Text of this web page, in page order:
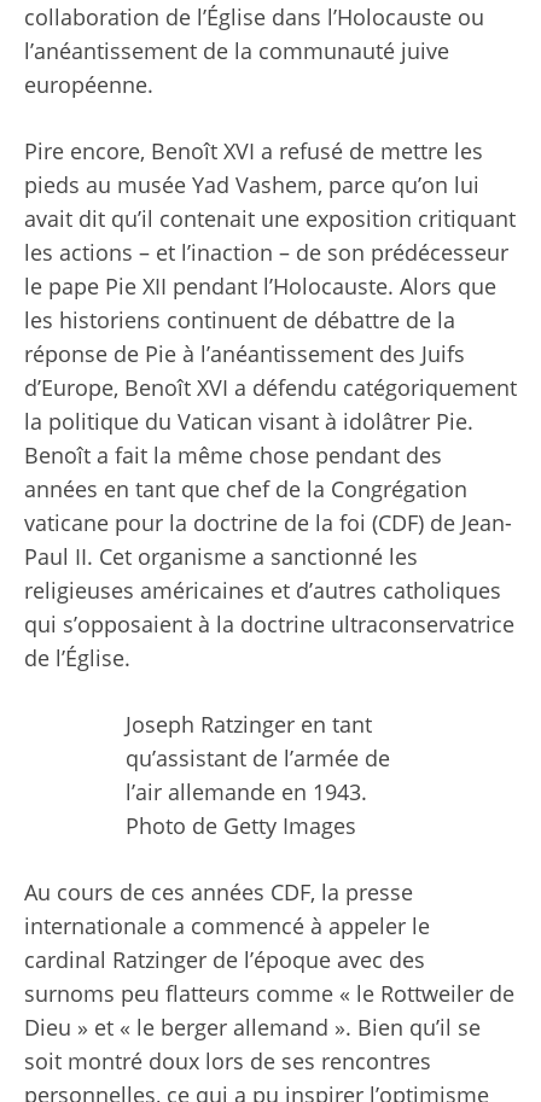
collaboration de l’Église dans l’Holocauste ou
l’anéantissement de la communauté juive
européenne.
Pire encore, Benoît XVI a refusé de mettre les
pieds au musée Yad Vashem, parce qu’on lui
avait dit qu’il contenait une exposition critiquant
les actions – et l’inaction – de son prédécesseur
le pape Pie XII pendant l’Holocauste. Alors que
les historiens continuent de débattre de la
réponse de Pie à l’anéantissement des Juifs
d’Europe, Benoît XVI a défendu catégoriquement
la politique du Vatican visant à idolâtrer Pie.
Benoît a fait la même chose pendant des
années en tant que chef de la Congrégation
vaticane pour la doctrine de la foi (CDF) de Jean-
Paul II. Cet organisme a sanctionné les
religieuses américaines et d’autres catholiques
qui s’opposaient à la doctrine ultraconservatrice
de l’Église.
Joseph Ratzinger en tant
qu’assistant de l’armée de
l’air allemande en 1943.
Photo de Getty Images
Au cours de ces années CDF, la presse
internationale a commencé à appeler le
cardinal Ratzinger de l’époque avec des
surnoms peu flatteurs comme « le Rottweiler de
Dieu » et « le berger allemand ». Bien qu’il se
soit montré doux lors de ses rencontres
personnelles, ce qui a pu inspirer l’optimisme